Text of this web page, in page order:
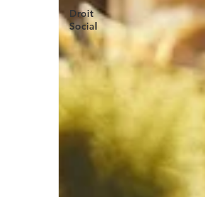
Droit
Social